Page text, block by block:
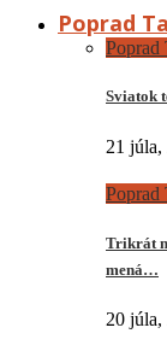
Poprad
Poprad
Sviatok
21 júla,
Poprad
Trikrát
mená…
20 júla,